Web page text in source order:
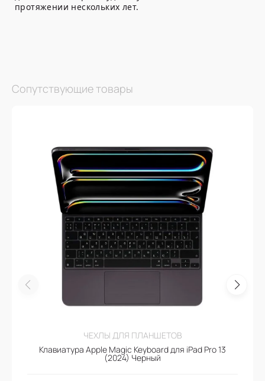
протяжении нескольких лет.
Сопутствующие товары
ЧЕХЛЫ ДЛЯ ПЛАНШЕТОВ
Клавиатура Apple Magic Keyboard для iPad Pro 13
(2024) Черный